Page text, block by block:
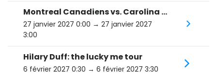
Montreal Canadiens vs. Carolina Hurricanes
27 janvier 2027 0:00 → 27 janvier 2027
3:00
Hilary Duff: the lucky me tour
6 février 2027 0:30 → 6 février 2027 3:30